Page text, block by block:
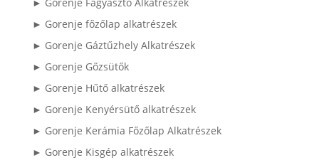
► Gorenje főzőlap alkatrészek
► Gorenje Gáztűzhely Alkatrészek
► Gorenje Gőzsütők
► Gorenje Hűtő alkatrészek
► Gorenje Kenyérsütő alkatrészek
► Gorenje Kerámia Főzőlap Alkatrészek
► Gorenje Kisgép alkatrészek